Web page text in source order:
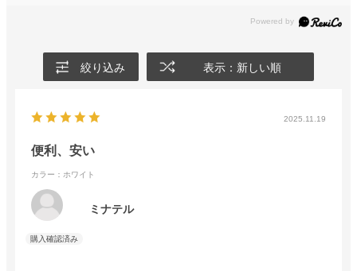
絞り込み 表示：新しい順
2025.11.19
便利、安い
カラー：ホワイト
ミナテル